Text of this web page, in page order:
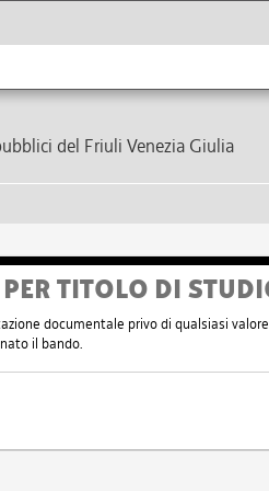
del Friuli Venezia Giulia
TITOLO DI
documentale privo di qualsiasi
il bando.